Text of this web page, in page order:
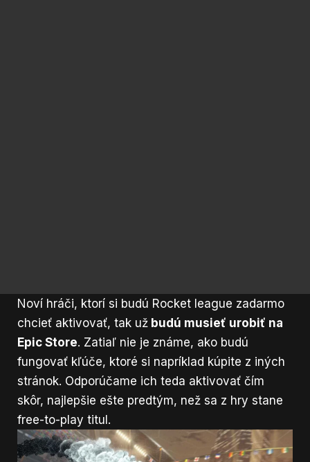
Noví hráči, ktorí si budú Rocket league zadarmo
chcieť aktivovať, tak už budú musieť urobiť na
Epic Store. Zatiaľ nie je známe, ako budú
fungovať kľúče, ktoré si napríklad kúpite z iných
stránok. Odporúčame ich teda aktivovať čím
skôr, najlepšie ešte predtým, než sa z hry stane
free-to-play titul.